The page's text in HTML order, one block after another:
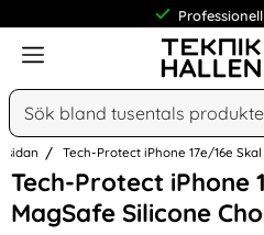
Meny
Sök
Tech-Protect iPhone 17e/16e
Tech-Protect iPhone
MagSafe Silicone
Hoppa
över
Bilder